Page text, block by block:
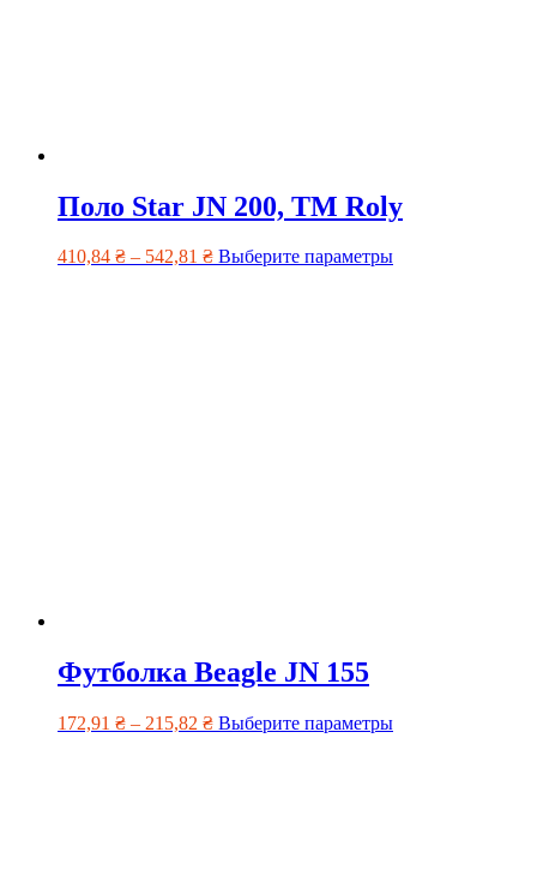
Поло Star JN 200, TM Roly
410,84 ₴ – 542,81 ₴ Выберите параметры
Футболка Beagle JN 155
172,91 ₴ – 215,82 ₴ Выберите параметры